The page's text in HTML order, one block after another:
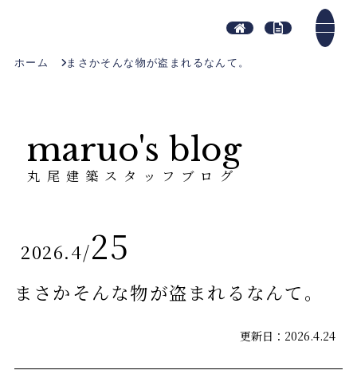
ホーム まさかそんな物が盗まれるなんて。
maruo's blog
丸尾建築スタッフブログ
2026.4/25
まさかそんな物が盗まれるなんて。
更新日：2026.4.24